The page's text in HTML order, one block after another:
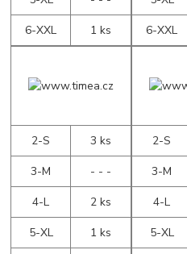
6-XXL
1 ks
6-XXL
2-S
3 ks
3-M
- - -
4-L
2 ks
5-XL
1 ks
2-S
3-M
4-L
5-XL